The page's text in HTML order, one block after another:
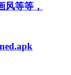
风等等，